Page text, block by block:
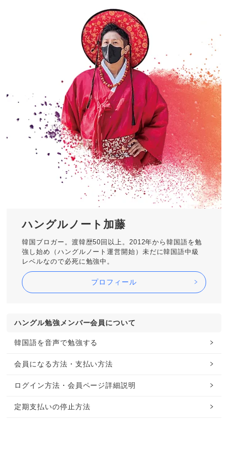
ハングルノート加藤
韓国ブロガー。渡韓歴50回以上。2012年から韓国語を勉
強し始め（ハングルノート運営開始）未だに韓国語中級
レベルなので必死に勉強中。
プロフィール
ハングル勉強メンバー会員について
韓国語を音声で勉強する
会員になる方法・支払い方法
ログイン方法・会員ページ詳細説明
定期支払いの停止方法